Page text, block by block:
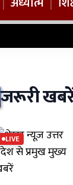
जरूरी
LIVE